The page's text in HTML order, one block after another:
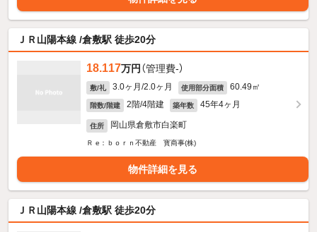
ＪＲ山陽本線 /倉敷駅 徒歩20分
18.117万円 （管理費-）
敷/礼 3.0ヶ月/2.0ヶ月 使用部分面積 60.49㎡
階数/階建 2階/4階建 築年数 45年4ヶ月
住所 岡山県倉敷市白楽町
Ｒ e：ｂｏｒｎ不動産 寳商事(株)
物件詳細を見る
ＪＲ山陽本線 /倉敷駅 徒歩20分